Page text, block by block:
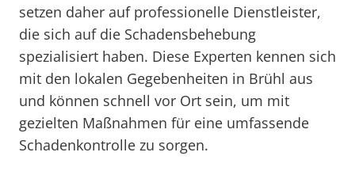
setzen daher auf professionelle Dienstleister,
die sich auf die Schadensbehebung
spezialisiert haben. Diese Experten kennen sich
mit den lokalen Gegebenheiten in Brühl aus
und können schnell vor Ort sein, um mit
gezielten Maßnahmen für eine umfassende
Schadenkontrolle zu sorgen.